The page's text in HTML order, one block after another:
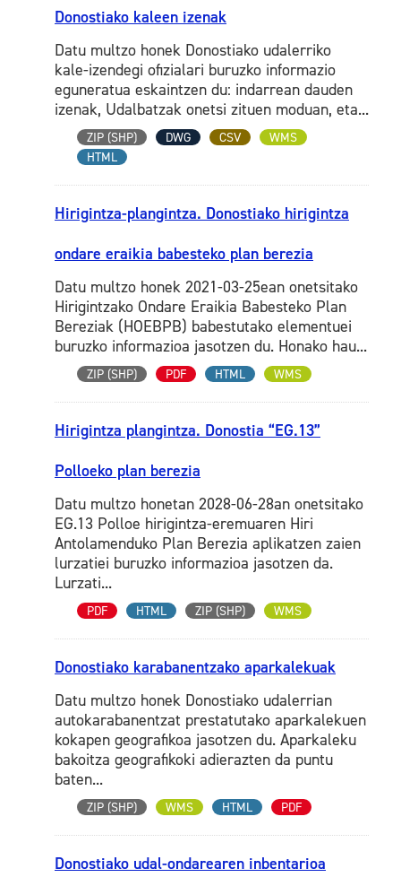
Donostiako kaleen izenak
Datu multzo honek Donostiako udalerriko
kale-izendegi ofizialari buruzko informazio
eguneratua eskaintzen du: indarrean dauden
izenak, Udalbatzak onetsi zituen moduan, eta...
ZIP (SHP) DWG CSV
WMS
HTML
Hirigintza-plangintza. Donostiako hirigintza
ondare eraikia babesteko plan berezia
Datu multzo honek 2021-03-25ean onetsitako
Hirigintzako Ondare Eraikia Babesteko Plan
Bereziak (HOEBPB) babestutako elementuei
buruzko informazioa jasotzen du. Honako hau...
ZIP (SHP) PDF HTML WMS
Hirigintza plangintza. Donostia “EG.13”
Polloeko plan berezia
Datu multzo honetan 2028-06-28an onetsitako
EG.13 Polloe hirigintza-eremuaren Hiri
Antolamenduko Plan Berezia aplikatzen zaien
lurzatiei buruzko informazioa jasotzen da.
Lurzati...
PDF HTML ZIP (SHP) WMS
Donostiako karabanentzako aparkalekuak
Datu multzo honek Donostiako udalerrian
autokarabanentzat prestatutako aparkalekuen
kokapen geografikoa jasotzen du. Aparkaleku
bakoitza geografikoki adierazten da puntu
baten...
ZIP (SHP) WMS HTML PDF
Donostiako udal-ondarearen inbentarioa